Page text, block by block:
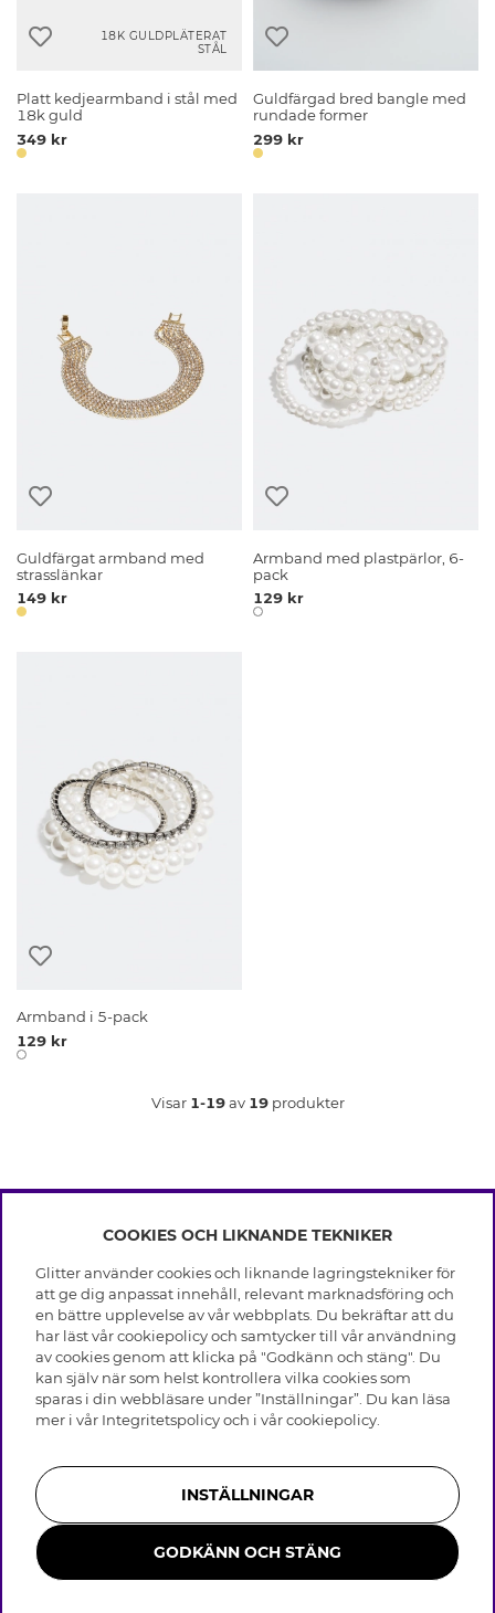
18K GULDPLÄTERAT
STÅL
Platt kedjearmband i stål med
18k guld
349 kr
Guldfärgad bred bangle med
rundade former
299 kr
Guldfärgat armband med
strasslänkar
149 kr
Armband med plastpärlor, 6-
pack
129 kr
Armband i 5-pack
129 kr
Visar 1-19av 19produkter
INFO
Leverans
Villkor
Integritetspolicy
Cookies
Medlemsvillkor
Jobba hos Glitter
Återkallelse
OM GLITTER
Black Friday
Våra butiker
Varumärken
Företagshistoria
Visselblåsning
Press & Samarbeten
HJÄLP
Vanliga frågor
Kundservice
Skötselråd skinnhandskar
Storleksguide för ringar
Smycken i rostfritt stål
Bli medlem
COOKIES OCH LIKNANDE TEKNIKER
Glitter använder cookies och liknande lagringstekniker för
att ge dig anpassat innehåll, relevant marknadsföring och
en bättre upplevelse av vår webbplats. Du bekräftar att du
har läst vår cookiepolicy och samtycker till vår användning
av cookies genom att klicka på "Godkänn och stäng". Du
kan själv när som helst kontrollera vilka cookies som
sparas i din webbläsare under ”Inställningar”. Du kan läsa
mer i vår Integritetspolicyoch i vårcookiepolicy
INSTÄLLNINGAR
GODKÄNN OCH STÄNG